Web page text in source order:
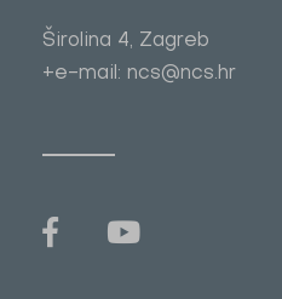
Širolina 4, Zagreb
+e-mail: ncs@ncs.hr